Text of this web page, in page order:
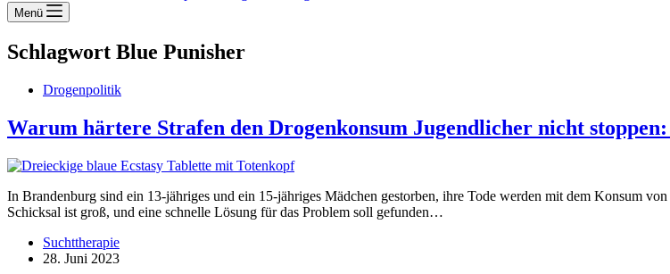
Menü
Schlagwort Blue Punisher
Drogenpolitik
Warum härtere Strafen den Drogenkonsum Jugendlicher nicht
In Brandenburg sind ein 13-jähriges und ein 15-jähriges Mädchen gestorben, ihre Tode werden mit dem Konsum
Schicksal ist groß, und eine schnelle Lösung für das Problem soll gefunden…
Suchttherapie
28. Juni 2023